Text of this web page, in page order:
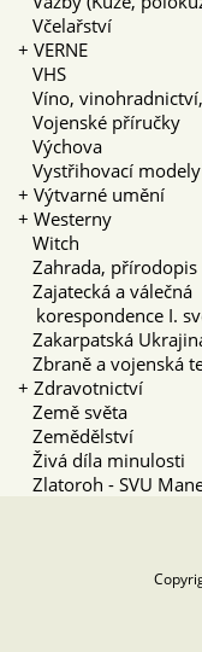
Včelařství
+ VERNE
VHS
Víno,
Vojenské příručky
Výchova
Vystřihovací modely
+ Výtvarné umění
+ Westerny
Witch
Zahrada, přírodopis
Zajatecká a válečná
korespondence I.
Zakarpatská
Zbraně a vojenská
+ Zdravotnictví
Země světa
Zemědělství
Živá díla minulosti
Zlatoroh - SVU